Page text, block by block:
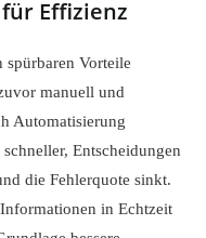
Effizienz
spürbaren Vorteile
manuell und
Automatisierung
Entscheidungen
die Fehlerquote sinkt.
in Echtzeit